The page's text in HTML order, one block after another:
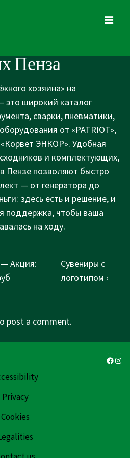
Пенза
хозяина» на
это широкий каталог
сварки, пневматики,
от «PATRIOT»,
ЭНКОР». Удобная
и комплектующих,
Пензе позволяют быстро
— от генератора до
здесь есть и решение, и
поддержка, чтобы ваша
на ходу.
Акция:
Next
Post
Сувениры с
логотипом ›
post a comment.
Privacy
Cookies